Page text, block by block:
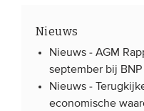
Nieuws
Nieuws -AGM
september bij BNP
Nieuws -
economische